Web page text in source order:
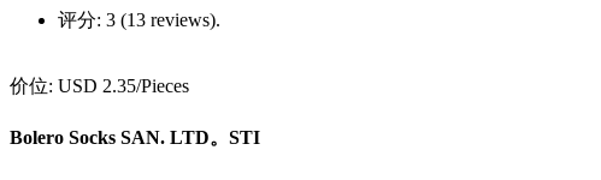
评分: 3 (13 reviews).
价位: USD 2.35/Pieces
Bolero Socks SAN. LTD。STI